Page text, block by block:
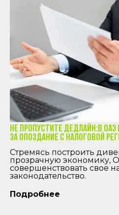
Не пропустите дедлайн:В
за опоздание с налоговой
Стремясь построить
прозрачную экономику,
совершенствовать свое
законодательство.
Подробнее